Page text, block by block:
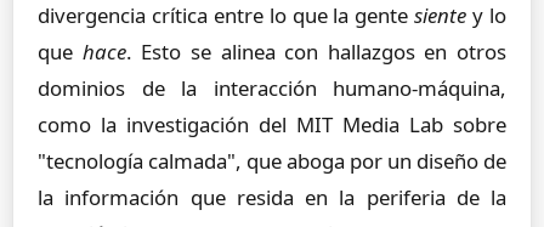
divergencia crítica entre lo que la gentesiente y lo
que hace. Esto se alinea con hallazgos en otros
dominios de la interacción humano-máquina,
como la investigación del MIT Media Lab sobre
"tecnología calmada", que aboga por un diseño de
la información que resida en la periferia de la